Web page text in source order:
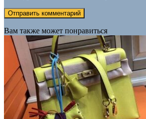
Вам также может понравиться